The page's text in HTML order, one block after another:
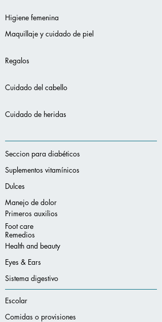
Higiene femenina
Maquillaje y cuidado de piel
Regalos
Cuidado del cabello
Cuidado de heridas
Seccion para diabéticos
Suplementos vitamínicos
Dulces
Manejo de dolor
Primeros auxilios
Foot care
Remedios
Health and beauty
Eyes & Ears
Sistema digestivo
Escolar
Comidas o provisiones